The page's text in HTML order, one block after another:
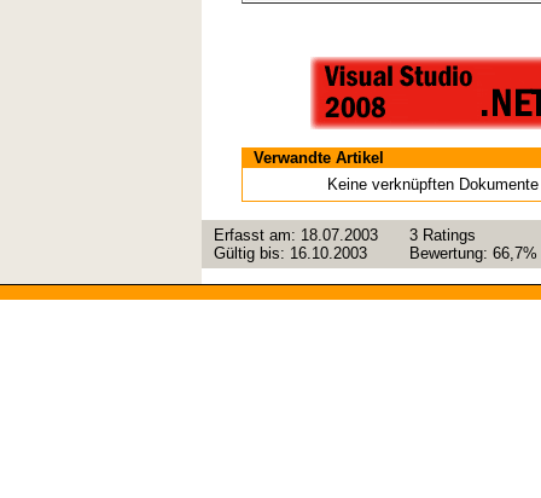
Verwandte Artikel
Keine verknüpften Dokumente
Erfasst am: 18.07.2003
Gültig bis: 16.10.2003
3 Ratings
Bewertung: 66,7%